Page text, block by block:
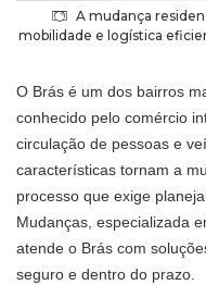
A mudança
mobilidade e logística
O Brás é um dos bairros
conhecido pelo comércio
circulação de pessoas e
características tornam a
processo que exige
Mudanças, especializada
atende o Brás com
seguro e dentro do prazo.